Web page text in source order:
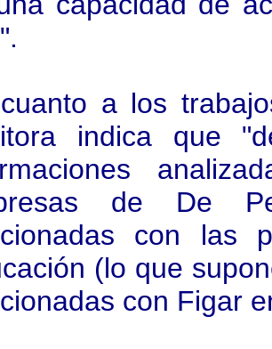
a los
indica que
de De
con las
(lo que
con Figar